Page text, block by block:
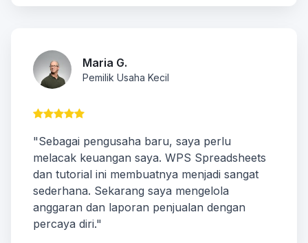
Maria G.
Pemilik Usaha Kecil
"Sebagai pengusaha baru, saya perlu
melacak keuangan saya. WPS Spreadsheets
dan tutorial ini membuatnya menjadi sangat
sederhana. Sekarang saya mengelola
anggaran dan laporan penjualan dengan
percaya diri."